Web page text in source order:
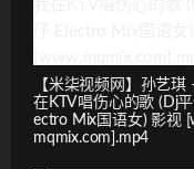
【米柒视频网】孙艺琪
在KTV唱伤心的歌 (Dj平
ectro Mix国语女) 影视
mqmix.com].mp4